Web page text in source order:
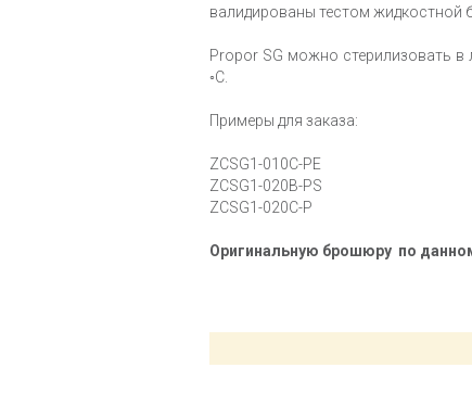
валидированы тестом жидкостной
Propor SG можно стерилизовать в
◦С.
Примеры для заказа:
ZCSG1-010C-PE
ZCSG1-020B-PS
ZCSG1-020C-P
Оригинальную брошюру по